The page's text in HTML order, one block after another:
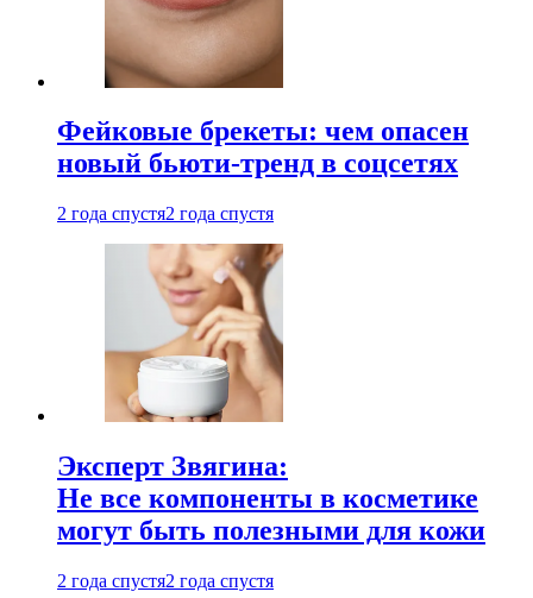
Фейковые брекеты: чем опасен
новый бьюти-тренд в соцсетях
2 года спустя2 года спустя
Эксперт Звягина:
Не все компоненты в косметике
могут быть полезными для кожи
2 года спустя2 года спустя